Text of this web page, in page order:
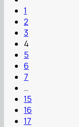
1
2
3
4
5
6
7
…
15
16
17